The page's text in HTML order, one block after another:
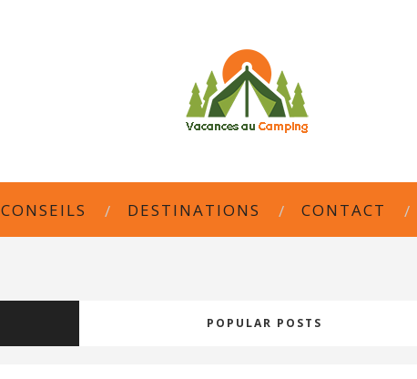
CONSEILS DESTINATIONS CONTACT
POPULAR POSTS